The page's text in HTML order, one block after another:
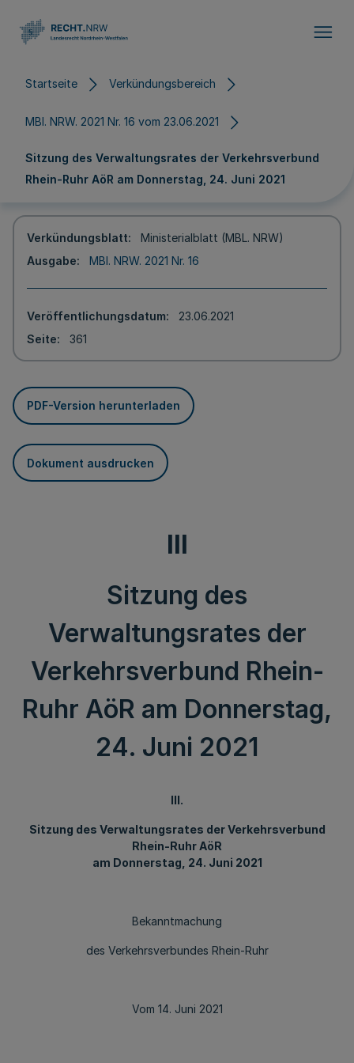
Startseite Verkündungsbereich
MBl. NRW. 2021 Nr. 16 vom 23.06.2021
Sitzung des Verwaltungsrates der Verkehrsverbund
Rhein-Ruhr AöR am Donnerstag, 24. Juni 2021
Verkündungsblatt
Ministerialblatt (MBL. NRW)
Ausgabe
MBl. NRW. 2021 Nr. 16
Veröffentlichungsdatum
23.06.2021
Seite
361
PDF-Version herunterladen
Dokument ausdrucken
III
Sitzung des
Verwaltungsrates der
Verkehrsverbund Rhein-
Ruhr AöR am Donnerstag,
24. Juni 2021
III.
Sitzung des Verwaltungsrates der Verkehrsverbund
Rhein-Ruhr AöR
am Donnerstag, 24. Juni 2021
Bekanntmachung
des Verkehrsverbundes Rhein-Ruhr
Vom 14. Juni 2021